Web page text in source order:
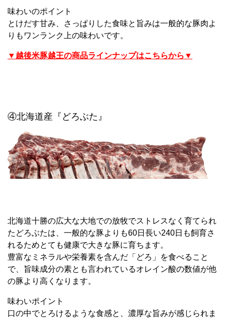
味わいのポイント
とけだす甘み、さっぱりした食味と旨みは一般的な豚肉よ
りもワンランク上の味わいです。
▼越後米豚越王の商品ラインナップはこちらから▼
④北海道産『どろぶた』
北海道十勝の広大な大地での放牧でストレスなく育てられ
たどろぶたは、一般的な豚よりも60日長い240日も飼育さ
れるためとても健康で大きな豚に育ちます。
豊富なミネラルや栄養素を含んだ「どろ」を食べること
で、旨味成分の素とも言われているオレイン酸の数値が他
の豚より高くなります。
味わいポイント
口の中でとろけるような食感と、濃厚な旨みが感じられま